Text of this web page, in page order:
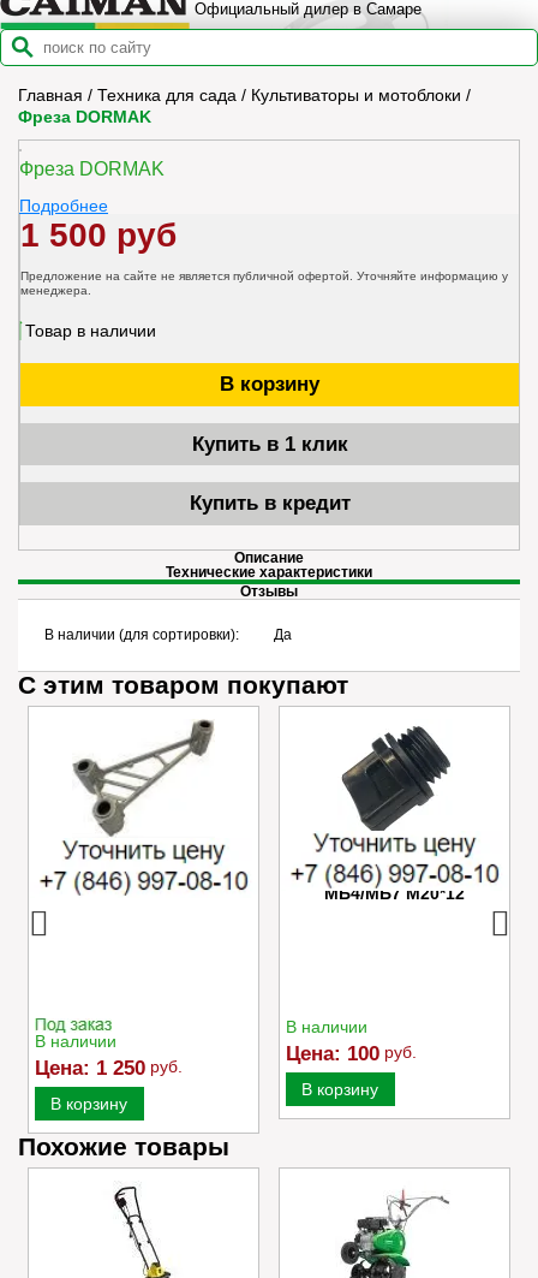
Официальный дилер в Самаре
Главная / Техника для сада / Культиваторы и мотоблоки /
Фреза DORMAK
Фреза DORMAK
Подробнее
1 500 руб
Предложение на сайте не является публичной офертой. Уточняйте информацию у
менеджера.
Товар в наличии
В корзину
Купить в 1 клик
Купить в кредит
Описание
Технические характеристики
Отзывы
В наличии (для сортировки): Да
С этим товаром покупают
Успокоитель цепи
Caiman VARIO
В наличии
Цена: 1 250 руб.
В корзину
Пробка маслозаливного
отверстия редуктора
МБ4/МБ7 M20*12
В наличии
Цена: 100 руб.
В корзину
Похожие товары